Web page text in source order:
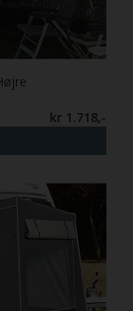
kr 1.718,-